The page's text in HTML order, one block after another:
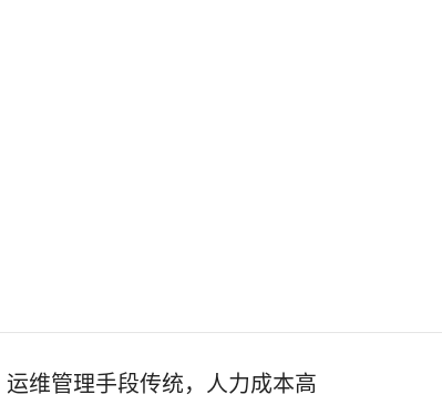
运维管理手段传统，人力成本高